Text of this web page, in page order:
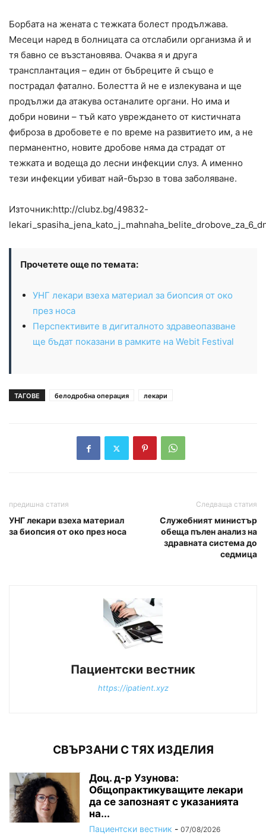
Борбата на жената с тежката болест продължава.
Месеци наред в болницата са отслабили организма й и
тя бавно се възстановява. Очаква я и друга
трансплантация – един от бъбреците й също е
пострадал фатално. Болестта й не е излекувана и ще
продължи да атакува останалите органи. Но има и
добри новини – тъй като увреждането от кистичната
фиброза в дробовете е по време на развитието им, а не
перманентно, новите дробове няма да страдат от
тежката и водеща до лесни инфекции слуз. А именно
тези инфекции убиват най-бързо в това заболяване.
Източник:http://clubz.bg/49832-
Прочетете още по темата:
УНГ лекари взеха материал за биопсия от око
през носа
Перспективите в дигиталното здравеопазване
ще бъдат показани в рамките на Webit Festival
ТАГОВЕ белодробна операция лекари
предишна статия
УНГ лекари взеха материал
за биопсия от око през носа
Следваща статия
Служебният министър
обеща пълен анализ на
здравната система до
седмица
Пациентски вестник
https://ipatient.xyz
СВЪРЗАНИ С ТЯХ ИЗДЕЛИЯ
Доц. д-р Узунова:
Общопрактикуващите лекари
да се запознаят с указанията
на...
Пациентски вестник - 07/08/2026